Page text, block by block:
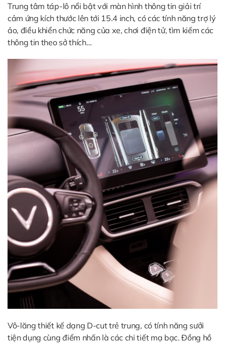
Trung tâm táp-lô nổi bật với màn hình thông tin giải trí
cảm ứng kích thước lên tới 15.4 inch, có các tính năng trợ lý
ảo, điều khiển chức năng của xe, chơi điện tử, tìm kiếm các
thông tin theo sở thích…
Vô-lăng thiết kế dạng D-cut trẻ trung, có tính năng sưởi
tiện dụng cùng điểm nhấn là các chi tiết mạ bạc. Đồng hồ